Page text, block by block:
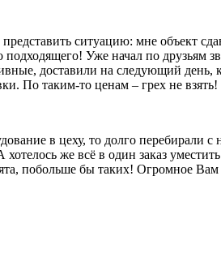
ситуацию: мне объект
Уже начал по друзьям
доставили на следующий день,
По таким-то ценам – грех не взять!
в цеху, то долго перебирали
же всё в один заказ
побольше бы таких! Огромное Вам